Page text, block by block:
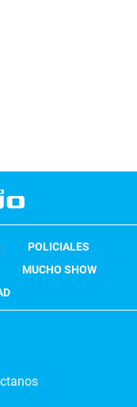
POLICIALES
MUCHO SHOW